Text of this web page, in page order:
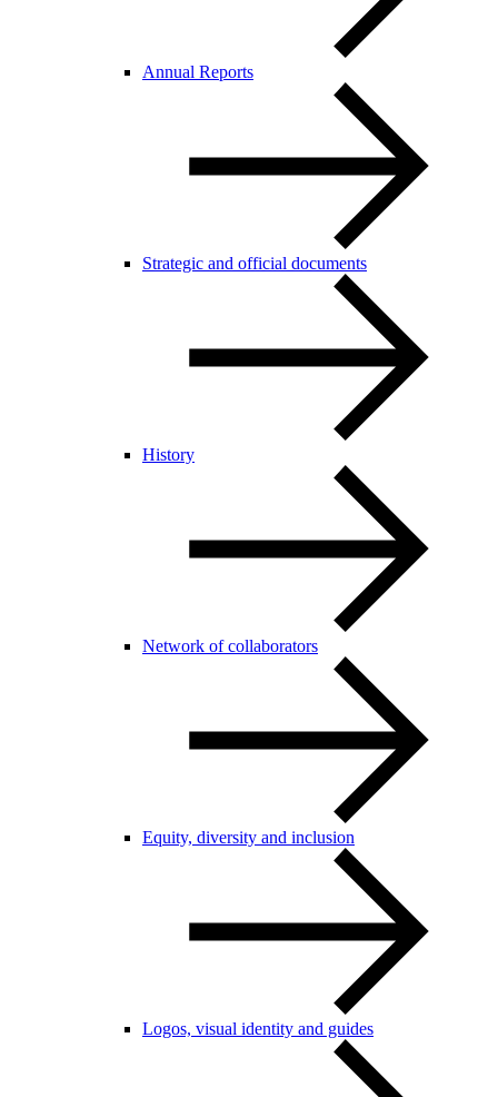
Annual Reports
Strategic and official documents
History
Network of collaborators
Equity, diversity and inclusion
Logos, visual identity and guides